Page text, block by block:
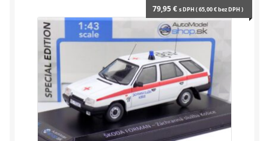
Mierka 1:43
Mierka 1:64
Mierka 1:72
Hot Wheels
79,95€ s DPH (65,00€bez DPH )